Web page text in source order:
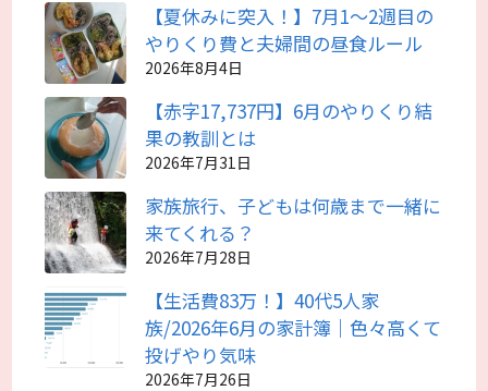
【夏休みに突入！】7月1～2週目の
やりくり費と夫婦間の昼食ルール
2026年8月4日
【赤字17,737円】6月のやりくり結
果の教訓とは
2026年7月31日
家族旅行、子どもは何歳まで一緒に
来てくれる？
2026年7月28日
【生活費83万！】40代5人家
族/2026年6月の家計簿｜色々高くて
投げやり気味
2026年7月26日